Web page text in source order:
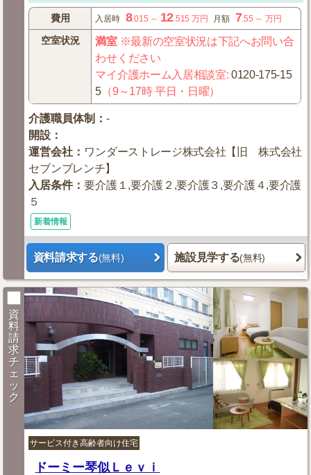
費用 入居時 8.015 ～ 12.515 万円 月額 7.55 ～ 万円
空室状況 満室※最新の空室状況は下記へお問い合
わせください
マイ介護ホーム入居相談室:0120-175-15
5 （9～17時 平日・日曜）
介護職員体制 ：-
開設 ：
運営会社 ： ワンダーストレージ株式会社【旧 株式会社
セブンブレンチ】
入居条件：要介護１,要介護２,要介護３,要介護４,要介護
５
新着情報
資料請求する(無料) 施設見学する(無料)
資
料
請
求
チ
ェ
ッ
ク
サービス付き高齢者向け住宅
ドーミー琴似Ｌｅｖｉ